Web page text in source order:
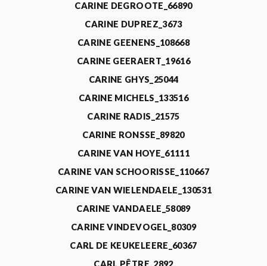
CARINE DEGROOTE_66890
CARINE DUPREZ_3673
CARINE GEENENS_108668
CARINE GEERAERT_19616
CARINE GHYS_25044
CARINE MICHELS_133516
CARINE RADIS_21575
CARINE RONSSE_89820
CARINE VAN HOYE_61111
CARINE VAN SCHOORISSE_110667
CARINE VAN WIELENDAELE_130531
CARINE VANDAELE_58089
CARINE VINDEVOGEL_80309
CARL DE KEUKELEERE_60367
CARL PÊTRE_2892